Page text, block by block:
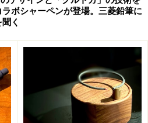
ボシャーペンが登場。三菱鉛筆に
く